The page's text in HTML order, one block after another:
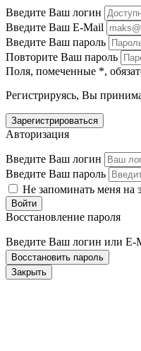
Введите Ваш логин
Введите Ваш E-Mail
Введите Ваш пароль
Повторите Ваш пароль
Поля, помеченные *,
Регистрируясь, Вы
Авторизация
Введите Ваш логин
Введите Ваш пароль
Не запоминать меня на
Восстановление пароля
Введите Ваш логин или E-
Закрыть